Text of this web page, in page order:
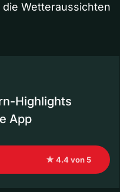
Wetteraussichten
Highlights
App
★ 4.4 von 5